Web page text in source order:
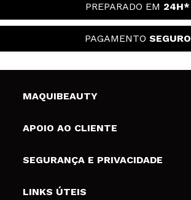
PREPARADO EM 24H*
PAGAMENTO SEGURO
MAQUIBEAUTY
Sobre nós
Gift Cards
APOIO AO CLIENTE
Envios e Devoluções
Formas de pagamento
SEGURANÇA E PRIVACIDADE
Termos e Privacidade
LINKS ÚTEIS